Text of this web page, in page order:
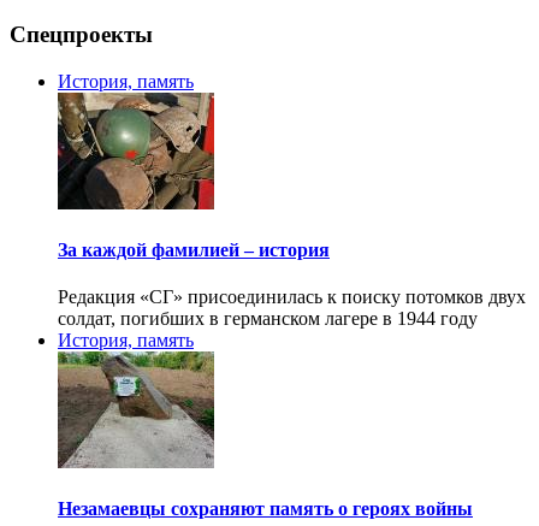
Спецпроекты
История, память
За каждой фамилией – история
Редакция «СГ» присоединилась к поиску потомков двух
солдат, погибших в германском лагере в 1944 году
История, память
Незамаевцы сохраняют память о героях войны